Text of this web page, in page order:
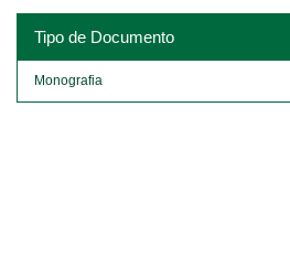
Tipo de Documento
Monografia